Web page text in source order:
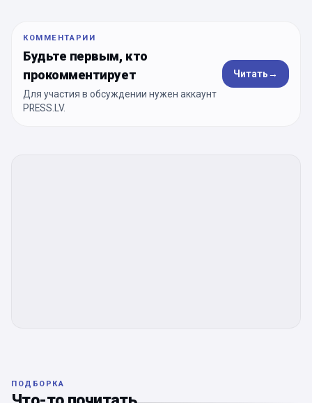
КОММЕНТАРИИ
Будьте первым, кто
прокомментирует
Для участия в обсуждении нужен аккаунт
PRESS.LV.
Читать→
ПОДБОРКА